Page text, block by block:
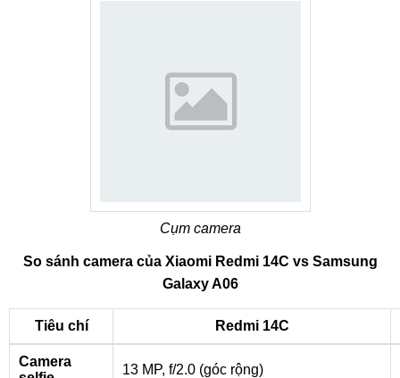
Cụm camera
So sánh camera của Xiaomi Redmi 14C vs Samsung
Galaxy A06
Tiêu chí Redmi 14C
Camera
13 MP, f/2.0 (góc rộng)